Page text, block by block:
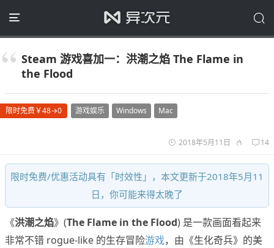
Steam 游戏喜加一：洪潮之焰 The Flame in
the Flood
限时免费￥48→0 游戏娱乐 Windows Mac
2018年5月11日 14
限时免费/优惠活动具有「时效性」，本文更新于2018年5月11
日，你可能来得太晚了
《洪潮之焰》(The Flame in the Flood) 是一款画面看起来
非常不错 rogue-like 的生存冒险游戏，由《生化奇兵》的美